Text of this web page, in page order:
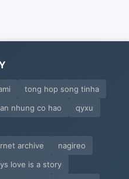
tong hop song tinha
nhung co hao
qyxu
archive
nagireo
love is a story